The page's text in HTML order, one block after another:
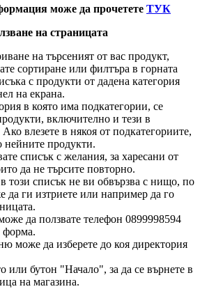
може да прочетете ТУК
на страницата
на търсеният от вас продукт,
сортиране или филтъра в горната
с продукти от дадена категория
на екрана.
в която има подкатегории, се
включително и тези в
влезете в някоя от подкатегориите,
нейните продукти.
списък с желания, за харесани от
да не търсите повторно.
този списък не ви обвързва с нищо, по
да ги изтриете или например да го
да ползвате телефон 0899998594
форма.
може да изберете до коя директория
или бутон "Начало", за да се върнете в
на магазина.